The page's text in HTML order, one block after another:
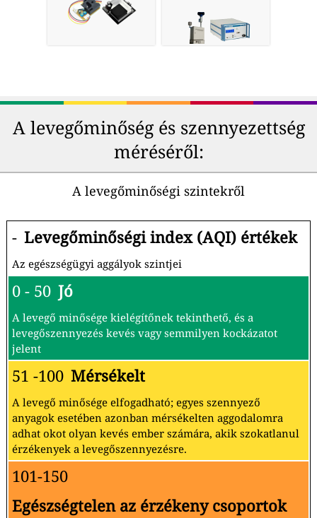
A levegőminőség és szennyezettség
méréséről:
A levegőminőségi szintekről
- Levegőminőségi index (AQI) értékek
Az egészségügyi aggályok szintjei
0 - 50 Jó
A levegő minősége kielégítőnek tekinthető, és a
levegőszennyezés kevés vagy semmilyen kockázatot
jelent
51 -100 Mérsékelt
A levegő minősége elfogadható; egyes szennyező
anyagok esetében azonban mérsékelten aggodalomra
adhat okot olyan kevés ember számára, akik szokatlanul
érzékenyek a levegőszennyezésre.
101-150
Egészségtelen az érzékeny csoportok